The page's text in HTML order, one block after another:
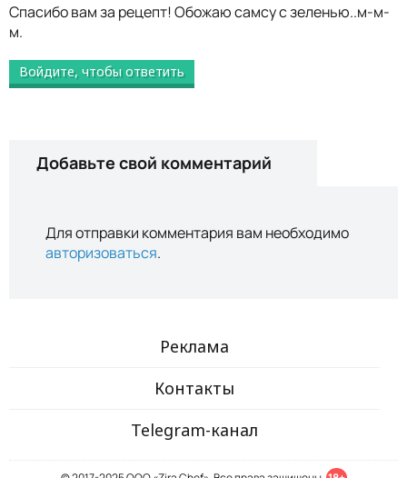
Спасибо вам за рецепт! Обожаю самсу с зеленью..м-м-
м.
Войдите, чтобы ответить
Добавьте свой комментарий
Для отправки комментария вам необходимо
авторизоваться.
Реклама
Контакты
Telegram-канал